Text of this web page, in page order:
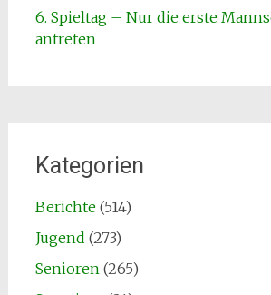
6. Spieltag – Nur die erste
antreten
Kategorien
Berichte(514)
Jugend (273)
Senioren(265)